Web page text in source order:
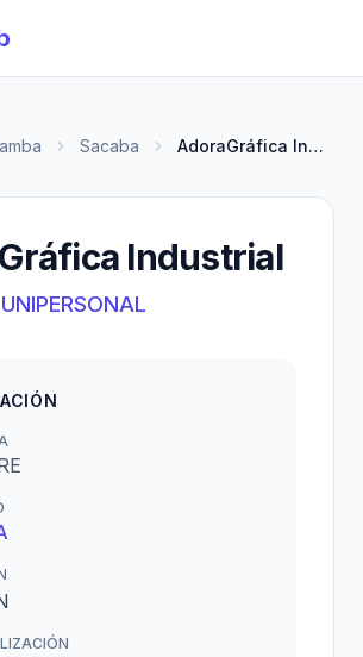
Sacaba AdoraGráfica Industrial
Industrial